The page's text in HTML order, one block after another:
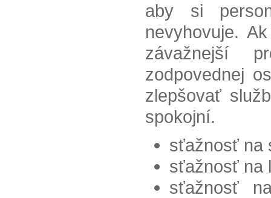
aby si
nevyhovuje.
závažnejší
zodpovednej
zlepšovať
spokojní.
sťažnosť na
sťažnosť na
sťažnosť